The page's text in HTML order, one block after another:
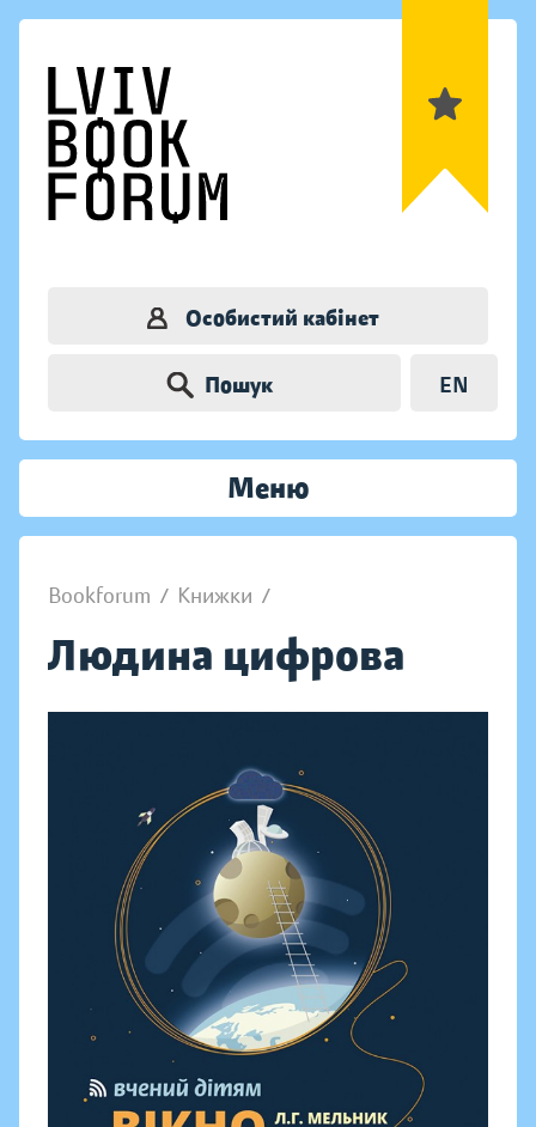
Особистий кабінет
Пошук EN
Меню
Bookforum / Книжки /
Людина цифрова